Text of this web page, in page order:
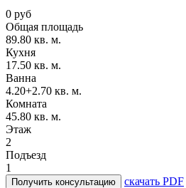
0 руб
Общая площадь
89.80 кв. м.
Кухня
17.50 кв. м.
Ванна
4.20+2.70 кв. м.
Комната
45.80 кв. м.
Этаж
2
Подъезд
1
Получить консультацию скачать PDF